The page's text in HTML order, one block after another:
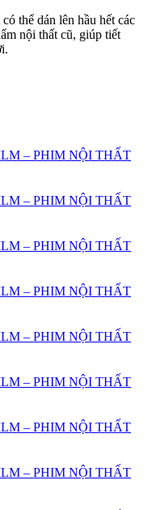
thể dán lên hầu hết các
nội thất cũ, giúp tiết
– PHIM NỘI THẤT
– PHIM NỘI THẤT
– PHIM NỘI THẤT
– PHIM NỘI THẤT
– PHIM NỘI THẤT
– PHIM NỘI THẤT
– PHIM NỘI THẤT
– PHIM NỘI THẤT